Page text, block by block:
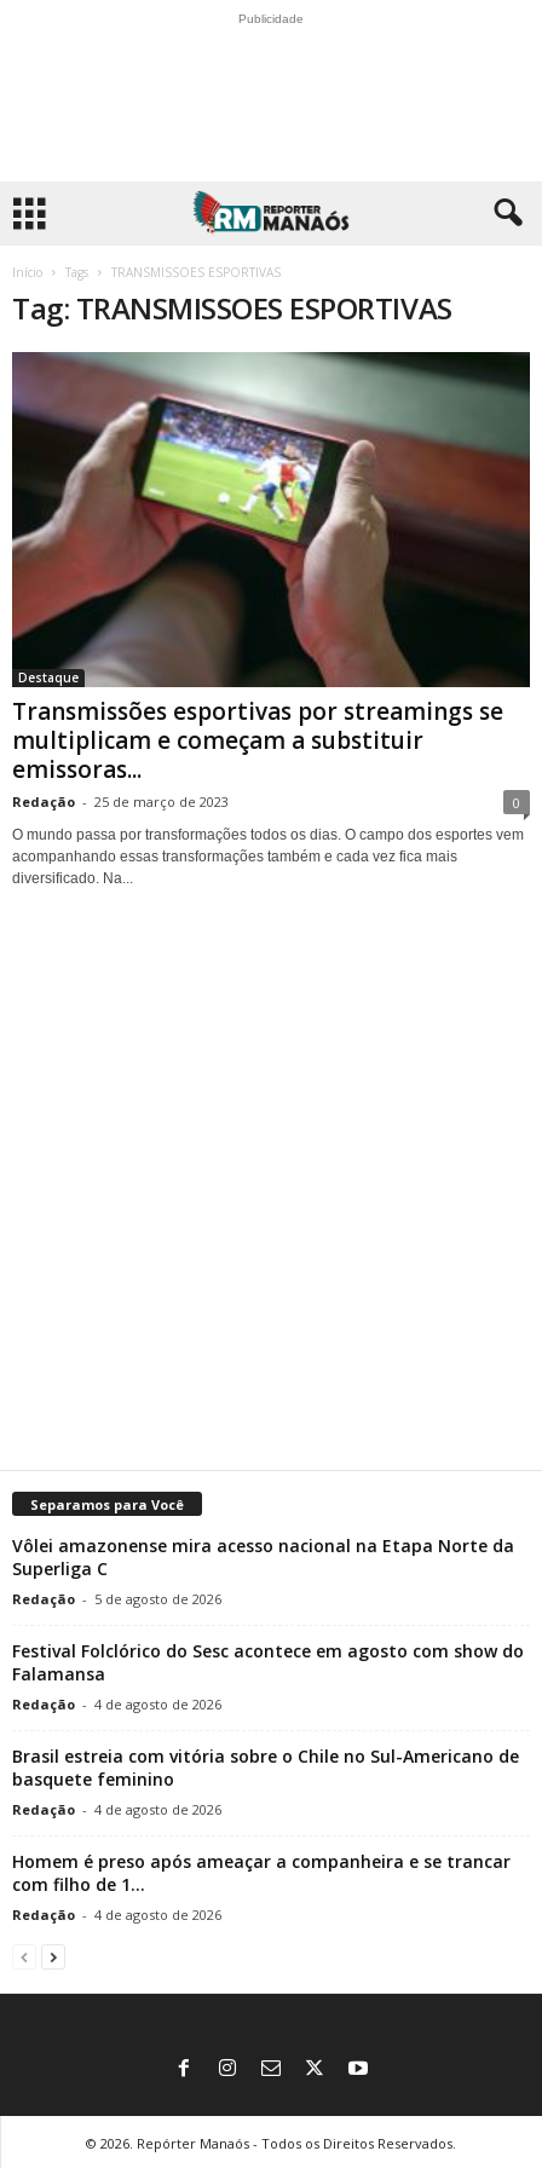
Publicidade
Início Tags TRANSMISSOES ESPORTIVAS
Tag: TRANSMISSOES ESPORTIVAS
Destaque
Transmissões esportivas por streamings se
multiplicam e começam a substituir
emissoras...
Redação - 25 de março de 2023 0
O mundo passa por transformações todos os dias. O campo dos esportes vem
acompanhando essas transformações também e cada vez fica mais
diversificado. Na...
Separamos para Você
Vôlei amazonense mira acesso nacional na Etapa Norte da
Superliga C
Redação - 5 de agosto de 2026
Festival Folclórico do Sesc acontece em agosto com show do
Falamansa
Redação - 4 de agosto de 2026
Brasil estreia com vitória sobre o Chile no Sul-Americano de
basquete feminino
Redação - 4 de agosto de 2026
Homem é preso após ameaçar a companheira e se trancar
com filho de 1...
Redação - 4 de agosto de 2026
© 2026. Repórter Manaós - Todos os Direitos Reservados.